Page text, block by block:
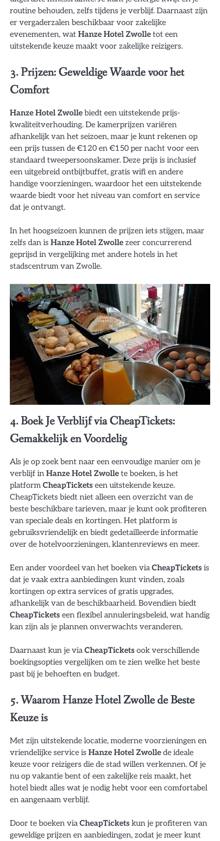
routine behouden, zelfs tijdens je verblijf. Daarnaast zijn
er vergaderzalen beschikbaar voor zakelijke
evenementen, wat Hanze Hotel Zwolle tot een
uitstekende keuze maakt voor zakelijke reizigers.
3. Prijzen: Geweldige Waarde voor het
Comfort
Hanze Hotel Zwolle biedt een uitstekende prijs-
kwaliteitverhouding. De kamerprijzen variëren
afhankelijk van het seizoen, maar je kunt rekenen op
een prijs tussen de €120 en €150 per nacht voor een
standaard tweepersoonskamer. Deze prijs is inclusief
een uitgebreid ontbijtbuffet, gratis wifi en andere
handige voorzieningen, waardoor het een uitstekende
waarde biedt voor het niveau van comfort en service
dat je ontvangt.
In het hoogseizoen kunnen de prijzen iets stijgen, maar
zelfs dan is Hanze Hotel Zwolle zeer concurrerend
geprijsd in vergelijking met andere hotels in het
stadscentrum van Zwolle.
4. Boek Je Verblijf via CheapTickets:
Gemakkelijk en Voordelig
Als je op zoek bent naar een eenvoudige manier om je
verblijf in Hanze Hotel Zwolle te boeken, is het
platform CheapTickets een uitstekende keuze.
CheapTickets biedt niet alleen een overzicht van de
beste beschikbare tarieven, maar je kunt ook profiteren
van speciale deals en kortingen. Het platform is
gebruiksvriendelijk en biedt gedetailleerde informatie
over de hotelvoorzieningen, klantenreviews en meer.
Een ander voordeel van het boeken viaCheapTickets is
dat je vaak extra aanbiedingen kunt vinden, zoals
kortingen op extra services of gratis upgrades,
afhankelijk van de beschikbaarheid. Bovendien biedt
CheapTickets een flexibel annuleringsbeleid, wat handig
kan zijn als je plannen onverwachts veranderen.
Daarnaast kun je viaCheapTickets ook verschillende
boekingsopties vergelijken om te zien welke het beste
past bij je behoeften en budget.
5. Waarom Hanze Hotel Zwolle de Beste
Keuze is
Met zijn uitstekende locatie, moderne voorzieningen en
vriendelijke service is Hanze Hotel Zwolle de ideale
keuze voor reizigers die de stad willen verkennen. Of je
nu op vakantie bent of een zakelijke reis maakt, het
hotel biedt alles wat je nodig hebt voor een comfortabel
en aangenaam verblijf.
Door te boeken viaCheapTickets kun je profiteren van
geweldige prijzen en aanbiedingen, zodat je meer kunt